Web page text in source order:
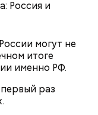
Россия и
могут не
итоге
именно РФ.
раз
похоже на
не стоит